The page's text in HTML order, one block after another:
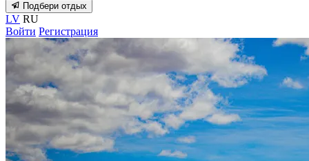
Подбери отдых
LV RU
Войти Регистрация